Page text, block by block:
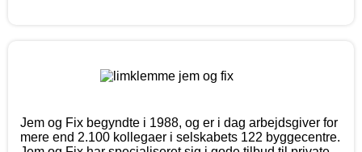
Jem og Fix begyndte i 1988, og er i dag arbejdsgiver for
mere end 2.100 kollegaer i selskabets 122 byggecentre.